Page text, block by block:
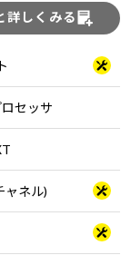
詳しくみる
セッサ
ャネル)